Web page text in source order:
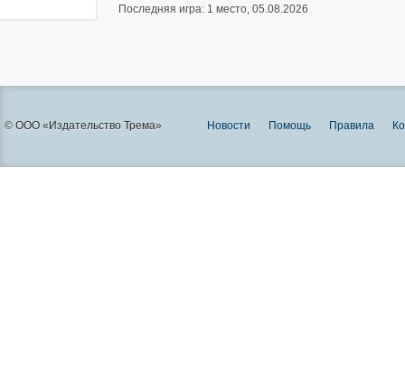
Последняя игра: 1 место, 05.08.2026
© ООО «Издательство Трема» Новости Помощь Правила